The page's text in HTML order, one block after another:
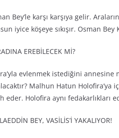
Bey’le karşı karşıya gelir.
iyice köşeye sıkışır. Osman
EREBİLECEK Mİ?
evlenmek istediğini
Malhun Hatun Holofira’ya
eder. Holofira aynı fedakarlıkları
BEY, VASİLİS’İ YAKALIYOR!